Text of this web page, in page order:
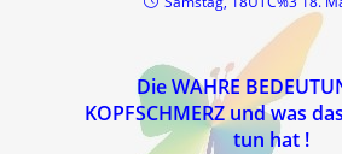
Die WAHRE
KOPFSCHMERZ und was
tun hat !